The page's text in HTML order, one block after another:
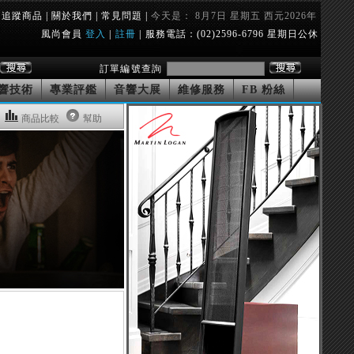
追蹤商品 | 關於我們 | 常見問題 | 今天是： 8月7日 星期五 西元2026年
風尚會員 登入 註冊 服務電話：(02)2596-6796 星期日公休
訂單編號查詢
技術 專業評鑑 音響大展 維修服務 FB 粉絲
商品比較 幫助